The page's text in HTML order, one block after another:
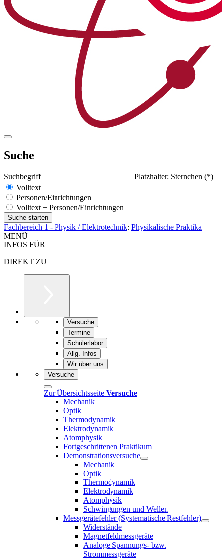
Suche
Suchbegriff
Platzhalter: Sternchen (*)
Volltext
Personen/Einrichtungen
Volltext + Personen/Einrichtungen
Fachbereich 1 - Physik / Elektrotechnik: Physikalische Praktika
MENÜ
INFOS FÜR
DIREKT ZU
Versuche
Termine
Schülerlabor
Allg. Infos
Wir über uns
Versuche
Zur Übersichtsseite Versuche
Mechanik
Optik
Thermodynamik
Elektrodynamik
Atomphysik
Fortgeschrittenen Praktikum
Demonstrationsversuche
Mechanik
Optik
Thermodynamik
Elektrodynamik
Atomphysik
Schwingungen und Wellen
Messgerätefehler (Systematische Restfehler)
Widerstände
Magnetfeldmessgeräte
Analoge Spannungs- bzw.
Strommessgeräte